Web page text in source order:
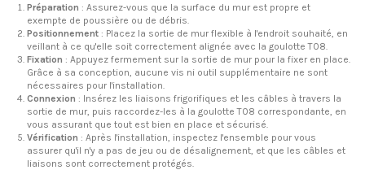
Préparation : Assurez-vous que la surface du mur est propre et
exempte de poussière ou de débris.
Positionnement : Placez la sortie de mur flexible à l'endroit souhaité, en
veillant à ce qu'elle soit correctement alignée avec la goulotte T08.
Fixation : Appuyez fermement sur la sortie de mur pour la fixer en place.
Grâce à sa conception, aucune vis ni outil supplémentaire ne sont
nécessaires pour l'installation.
Connexion : Insérez les liaisons frigorifiques et les câbles à travers la
sortie de mur, puis raccordez-les à la goulotte T08 correspondante, en
vous assurant que tout est bien en place et sécurisé.
Vérification : Après l'installation, inspectez l'ensemble pour vous
assurer qu'il n'y a pas de jeu ou de désalignement, et que les câbles et
liaisons sont correctement protégés.